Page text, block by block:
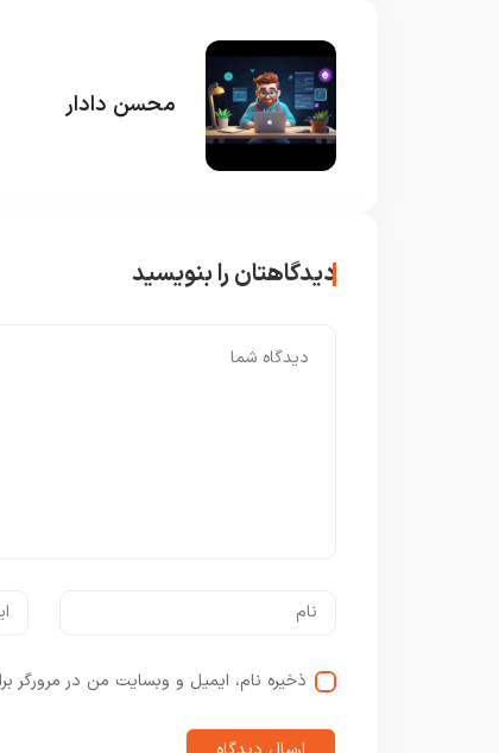
محسن دادار
دیدگاهتان را بنویسید
ذخیره نام، ایمیل و وبسایت من در مرورگر